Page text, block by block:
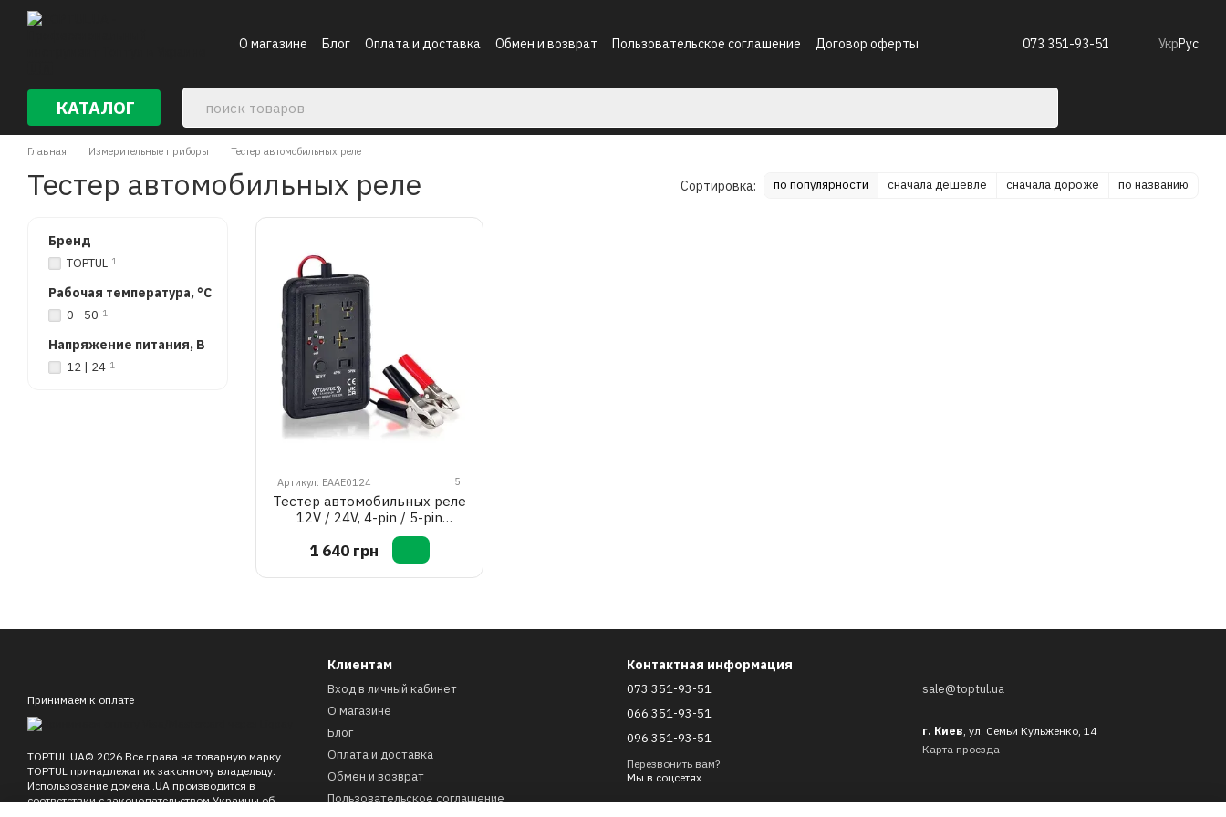
Перейти к основному контенту
О магазине
Блог Оплата и доставка Обмен и возврат Пользовательское соглашение
Договор оферты
073 351-93-51 УкрРус
КАТАЛОГ
Главная Измерительные приборы Тестер автомобильных реле
Тестер автомобильных реле Сортировка: по популярности сначала дешевле сначала дороже по названию
Артикул: EAAE0124 5
Тестер автомобильных реле
12V / 24V, 4-pin / 5-pin
TOPTUL EAAE0124
1 640 грн
Бренд
TOPTUL 1
Рабочая температура, °C
0 - 50 1
Напряжение питания, В
12 | 24 1
Принимаем к оплате
TOPTUL.UA© 2026 Все права на товарную марку
TOPTUL принадлежат их законному владельцу.
Использование домена .UA производится в
соответствии с законодательством Украины об
Клиентам
Вход в личный кабинет
О магазине
Блог
Оплата и доставка
Обмен и возврат
Пользовательское соглашение
Контактная информация
073 351-93-51
066 351-93-51
096 351-93-51
Перезвонить вам?
sale@toptul.ua
г. Киев, ул. Семьи Кульженко, 14
Карта проезда
Мы в соцсетях